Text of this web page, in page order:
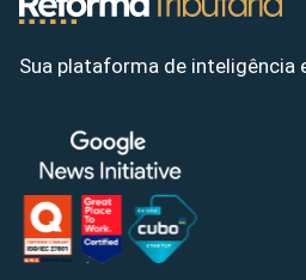
Sua plataforma de inteligência